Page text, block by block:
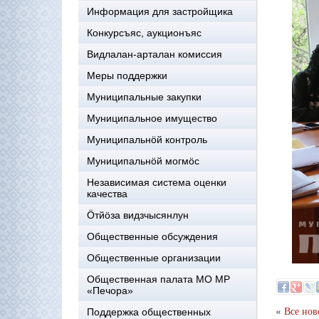
Информация для застройщика
Конкурсъяс, аукционъяс
Видлалан-арталан комиссия
Меры поддержки
Муниципальные закупки
Муниципальное имущество
Муниципальнӧй контроль
Муниципальнöй могмöс
Независимая система оценки
качества
Öтйöза видзчысянлун
Общественные обсуждения
Общественные организации
Общественная палата МО МР
«Печора»
Поддержка общественных
« Все